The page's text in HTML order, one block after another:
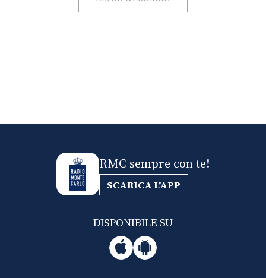
RMC sempre con te!
SCARICA L'APP
DISPONIBILE SU